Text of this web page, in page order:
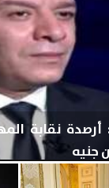
نقابة